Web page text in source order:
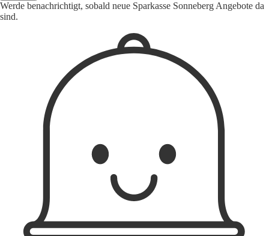
Werde benachrichtigt, sobald neue Sparkasse Sonneberg Angebote da
sind.